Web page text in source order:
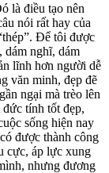
là điều tạo nên
nói rất hay của
Để tôi được
dám nghĩ, dám
lĩnh hơn người dễ
văn minh, đẹp đẽ
ngại mà trèo lên
tính tốt đẹp,
sống hiện nay
được thành công
cực, áp lực xung
nhưng đương